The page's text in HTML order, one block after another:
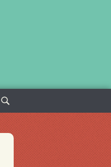
Sök
efter: